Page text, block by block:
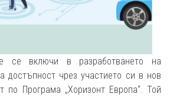
се включи в разработването на
достъпност чрез участието си в нов
по Програма „Хоризонт Европа“. Той